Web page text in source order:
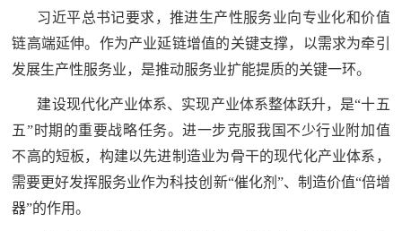
民
国
防
兵
兵
国
防
动
习近平总书记要求，推进生产性服务业向专业化和价值
链高端延伸。作为产业延链增值的关键支撑，以需求为牵引
发展生产性服务业，是推动服务业扩能提质的关键一环。
建设现代化产业体系、实现产业体系整体跃升，是“十五
五”时期的重要战略任务。进一步克服我国不少行业附加值
不高的短板，构建以先进制造业为骨干的现代化产业体系，
需要更好发挥服务业作为科技创新“催化剂”、制造价值“倍增
器”的作用。